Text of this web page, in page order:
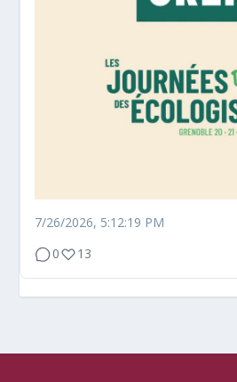
7/26/2026, 5:12:19 PM
0
13